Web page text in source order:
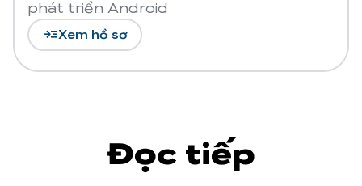
phát triển Android
read_moreXem hồ sơ
Đọc tiếp